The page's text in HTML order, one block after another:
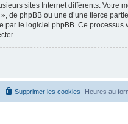
sites Internet différents. Votre
de phpBB ou une d’une tierce
par le logiciel phpBB. Ce processus
Heures au
Supprimer les cookies